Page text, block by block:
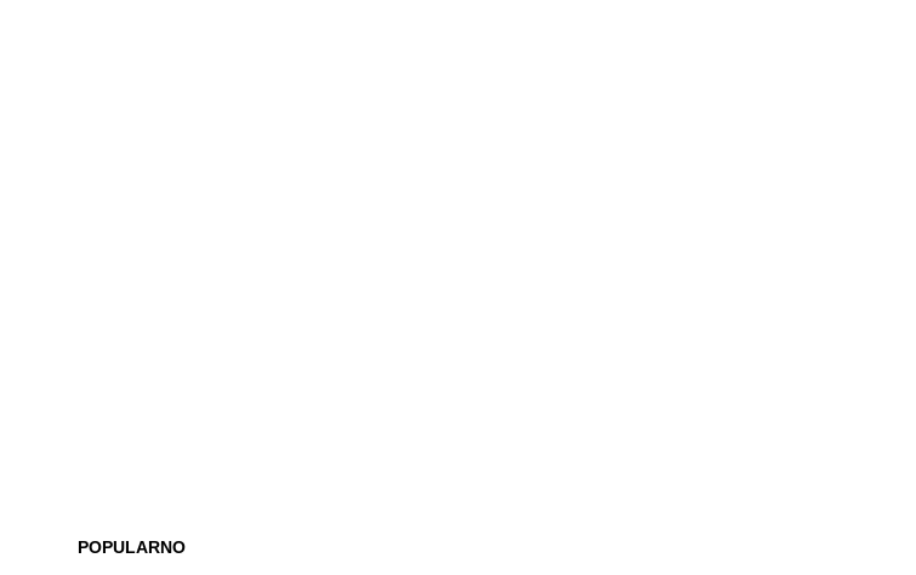
POPULARNO